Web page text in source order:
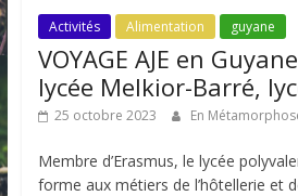
Activités Alimentation guyane
VOYAGE AJE en
lycée Melkior-Barré,
25 octobre 2023 En
Membre d’Erasmus, le lycée
forme aux métiers de l’hôtellerie et